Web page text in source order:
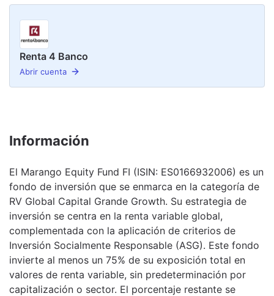
Renta 4 Banco
Abrir cuenta
Información
El Marango Equity Fund FI (ISIN: ES0166932006) es un
fondo de inversión que se enmarca en la categoría de
RV Global Capital Grande Growth. Su estrategia de
inversión se centra en la renta variable global,
complementada con la aplicación de criterios de
Inversión Socialmente Responsable (ASG). Este fondo
invierte al menos un 75% de su exposición total en
valores de renta variable, sin predeterminación por
capitalización o sector. El porcentaje restante se